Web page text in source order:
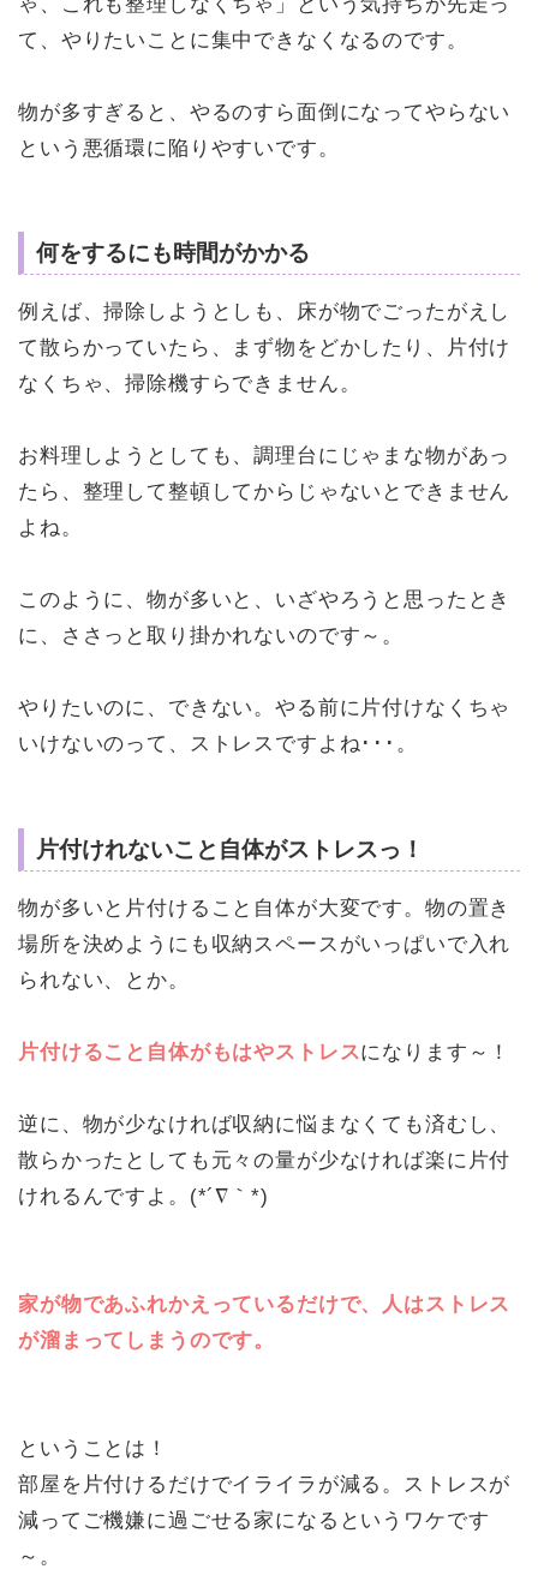
て、やりたいことに集中できなくなるのです。
物が多すぎると、やるのすら面倒になってやらない
という悪循環に陥りやすいです。
何をするにも時間がかかる
例えば、掃除しようとしも、床が物でごったがえし
て散らかっていたら、まず物をどかしたり、片付け
なくちゃ、掃除機すらできません。
お料理しようとしても、調理台にじゃまな物があっ
たら、整理して整頓してからじゃないとできません
よね。
このように、物が多いと、いざやろうと思ったとき
に、ささっと取り掛かれないのです～。
やりたいのに、できない。やる前に片付けなくちゃ
いけないのって、ストレスですよね･･･。
片付けれないこと自体がストレスっ！
物が多いと片付けること自体が大変です。物の置き
場所を決めようにも収納スペースがいっぱいで入れ
られない、とか。
片付けること自体がもはやストレスになります～！
逆に、物が少なければ収納に悩まなくても済むし、
散らかったとしても元々の量が少なければ楽に片付
けれるんですよ。(*´∇｀*)
家が物であふれかえっているだけで、人はストレス
が溜まってしまうのです。
ということは！
部屋を片付けるだけでイライラが減る。ストレスが
減ってご機嫌に過ごせる家になるというワケです
～。